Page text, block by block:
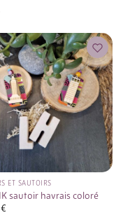
ET SAUTOIRS
sautoir havrais coloré
€